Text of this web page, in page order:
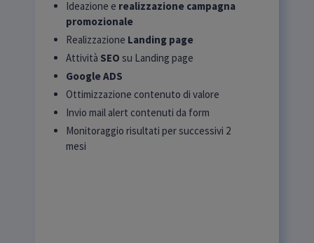
Ideazione e realizzazione campagna
promozionale
Realizzazione Landing page
Attività SEO su Landing page
Google ADS
Ottimizzazione contenuto di valore
Invio mail alert contenuti da form
Monitoraggio risultati per successivi 2
mesi